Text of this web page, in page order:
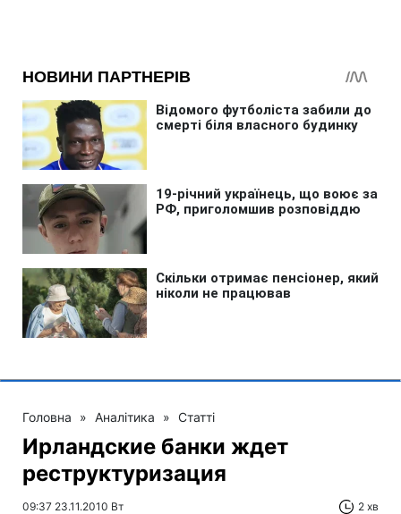
Головна » Аналітика » Статті
Ирландские банки ждет
реструктуризация
09:37 23.11.2010 Вт 2 хв